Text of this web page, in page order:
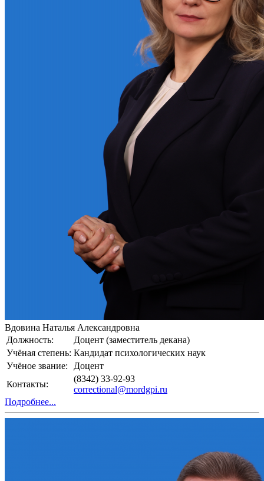
Вдовина Наталья Александровна
Должность:
Доцент (заместитель декана)
Учёная степень: Кандидат психологических наук
Учёное звание:
Доцент
Контакты:
(8342) 33-92-93
correctional@mordgpi.ru
Подробнее...